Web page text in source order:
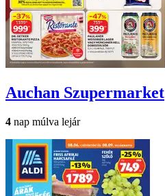
Auchan Szupermarket
4 nap múlva lejár